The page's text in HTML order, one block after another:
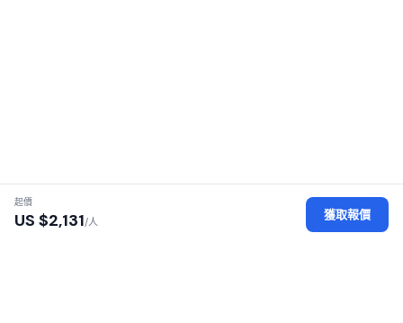
起價
US $2,131/人
獲取報價